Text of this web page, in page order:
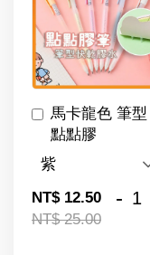
馬卡龍色 筆型
點點膠
NT$ 12.50
NT$ 25.00
-